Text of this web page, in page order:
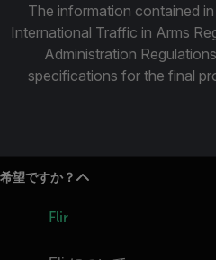
The information contained
International Traffic in Arms
Administration
specifications for the final
望ですか？
Flir